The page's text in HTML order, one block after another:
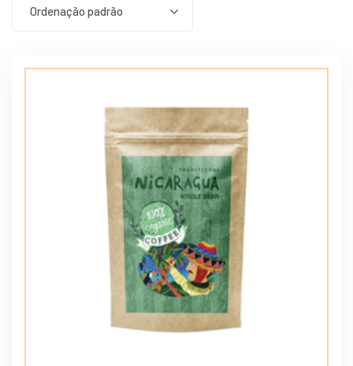
Ordenação padrão